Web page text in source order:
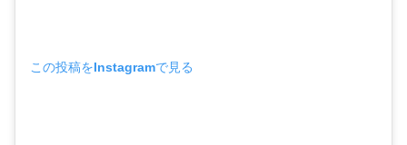
この投稿をInstagramで見る